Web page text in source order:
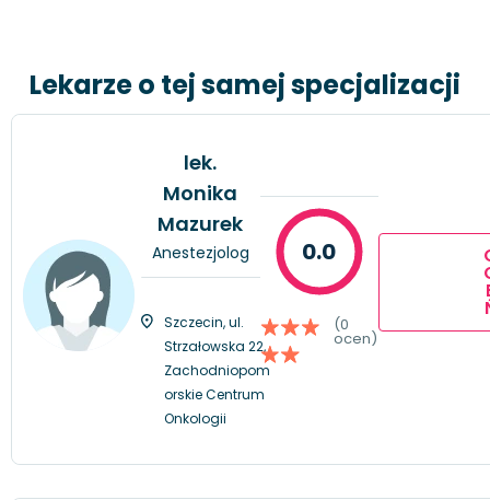
Lekarze o tej samej specjalizacji
lek.
Monika
Mazurek
Anestezjolog
Szczecin, ul.
Strzałowska 22,
Zachodniopom
orskie Centrum
Onkologii
0.0
(0
ocen)